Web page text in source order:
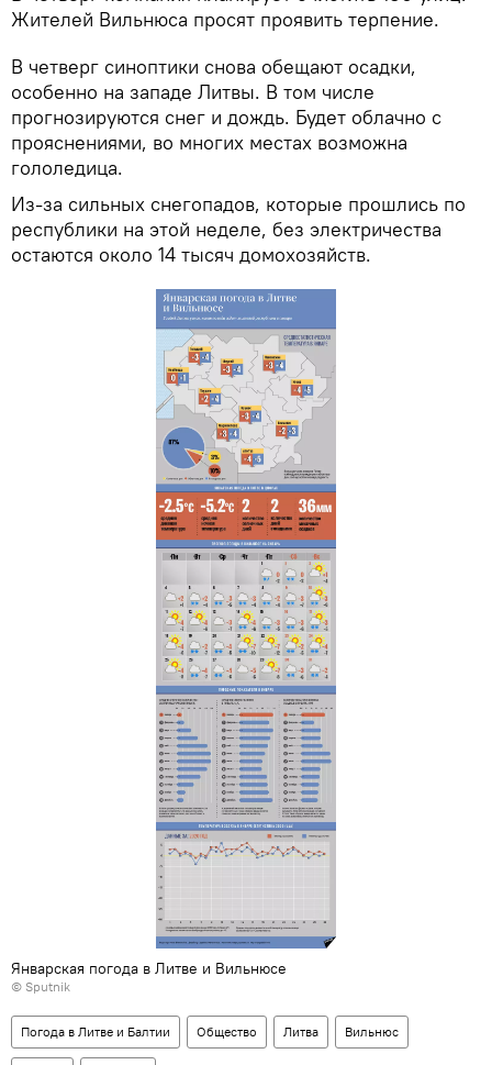
Жителей Вильнюса просят проявить терпение.
В четверг синоптики снова обещают осадки,
особенно на западе Литвы. В том числе
прогнозируются снег и дождь. Будет облачно с
прояснениями, во многих местах возможна
гололедица.
Из-за сильных снегопадов, которые прошлись по
республики на этой неделе, без электричества
остаются около 14 тысяч домохозяйств.
Январская погода в Литве и Вильнюсе
© Sputnik
Погода в Литве и Балтии Общество Литва Вильнюс